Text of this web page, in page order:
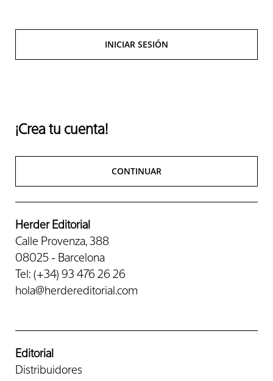
INICIAR SESIÓN
¡Crea tu cuenta!
CONTINUAR
Herder Editorial
Calle Provenza, 388
08025 - Barcelona
Tel: (+34) 93 476 26 26
hola@herdereditorial.com
Editorial
Distribuidores